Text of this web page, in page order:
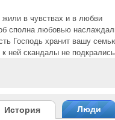
жили в чувствах и в любви
сполна любовью
Господь хранит вашу
к ней скандалы не
История Люди